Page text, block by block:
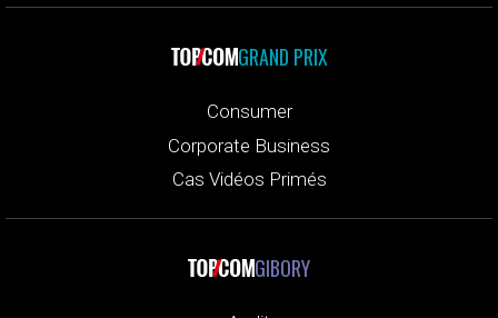
GRAND PRIX
Consumer
Corporate Business
Cas Vidéos Primés
GIBORY